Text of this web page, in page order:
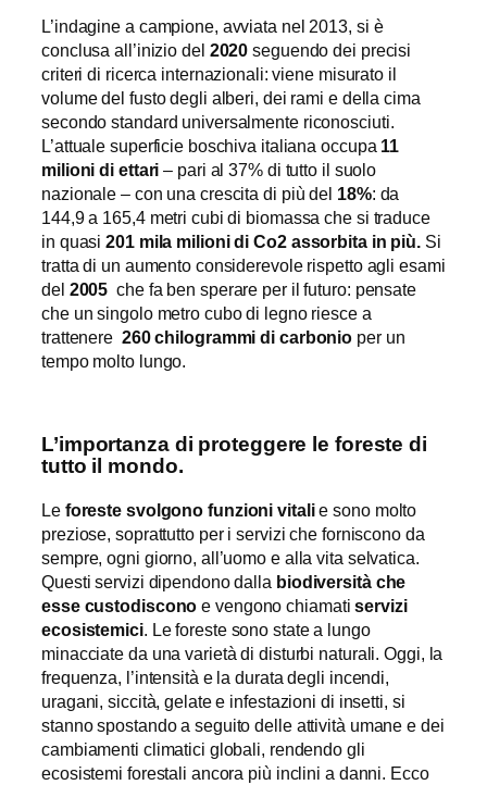
L’indagine a campione, avviata nel 2013, si è
conclusa all’inizio del 2020seguendo dei precisi
criteri di ricerca internazionali: viene misurato il
volume del fusto degli alberi, dei rami e della cima
secondo standard universalmente riconosciuti.
L’attuale superficie boschiva italiana occupa 11
milioni di ettari– pari al 37% di tutto il suolo
nazionale – con una crescita di più del 18%: da
144,9 a 165,4 metri cubi di biomassa che si traduce
in quasi201 mila milioni di Co2 assorbita in più. Si
tratta di un aumento considerevole rispetto agli esami
del 2005 che fa ben sperare per il futuro: pensate
che un singolo metro cubo di legno riesce a
trattenere 260 chilogrammi di carbonio per un
tempo molto lungo.
L’importanza di proteggere le foreste di
tutto il mondo.
Le foreste svolgono funzioni vitalie sono molto
preziose, soprattutto per i servizi che forniscono da
sempre, ogni giorno, all’uomo e alla vita selvatica.
Questi servizi dipendono dalla biodiversità che
esse custodiscono e vengono chiamatiservizi
ecosistemici. Le foreste sono state a lungo
minacciate da una varietà di disturbi naturali. Oggi, la
frequenza, l’intensità e la durata degli incendi,
uragani, siccità, gelate e infestazioni di insetti, si
stanno spostando a seguito delle attività umane e dei
cambiamenti climatici globali, rendendo gli
ecosistemi forestali ancora più inclini a danni. Ecco